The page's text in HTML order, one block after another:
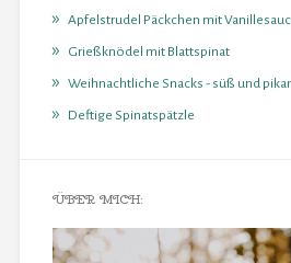
Apfelstrudel Päckchen mit
Grießknödel mit Blattspinat
Weihnachtliche Snacks - süß und
Deftige Spinatspätzle
ÜBER MICH: